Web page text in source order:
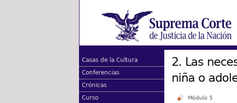
Casas de la Cultura
Conferencias
Crónicas
Curso
2. Las
niña o
Módulo 5